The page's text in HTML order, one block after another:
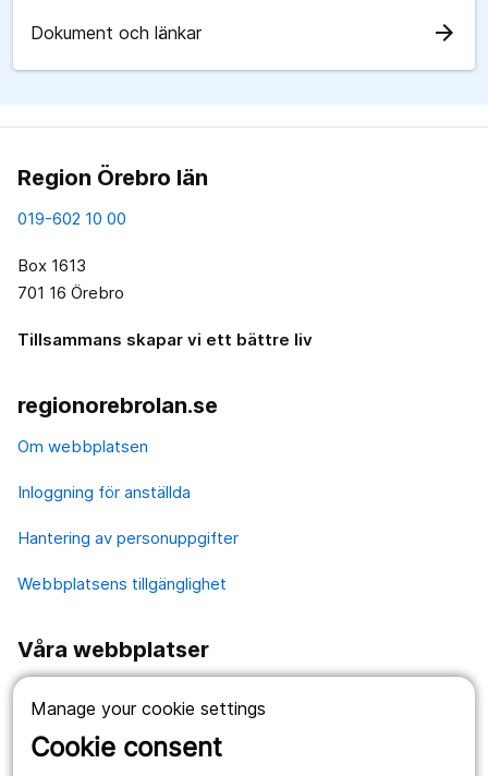
Manage your cookie settings
Cookie consent
Dokument och länkar arrow_forward
Region Örebro län
019-602 10 00
Box 1613
701 16 Örebro
Tillsammans skapar vi ett bättre liv
regionorebrolan.se
Om webbplatsen
Inloggning för anställda
Hantering av personuppgifter
Webbplatsens tillgänglighet
Våra webbplatser
Länstrafiken